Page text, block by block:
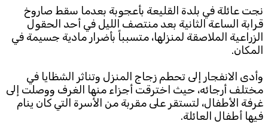
Terms Of Use
Cookies Policy
Subscribe to the newsletter
نجت عائلة في بلدة القليعة بأعجوبة بعدما سقط صاروخ
قرابة الساعة الثانية بعد منتصف الليل في أحد الحقول
الزراعية الملاصقة لمنزلها، متسبباً بأضرار مادية جسيمة في
المكان.
وأدى الانفجار إلى تحطم زجاج المنزل وتناثر الشظايا في
مختلف أرجائه، حيث اخترقت أجزاء منها الغرف ووصلت إلى
غرفة الأطفال، لتستقر على مقربة من الأسرة التي كان ينام
فيها أطفال العائلة.